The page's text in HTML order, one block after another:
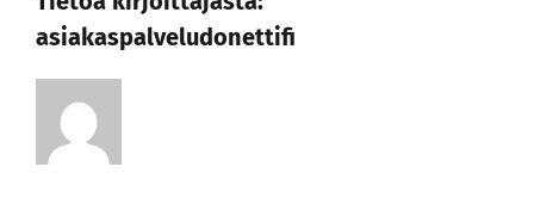
asiakaspalveludonettifi